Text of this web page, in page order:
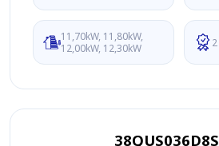
11,70kW, 11,80kW,
12,00kW, 12,30kW